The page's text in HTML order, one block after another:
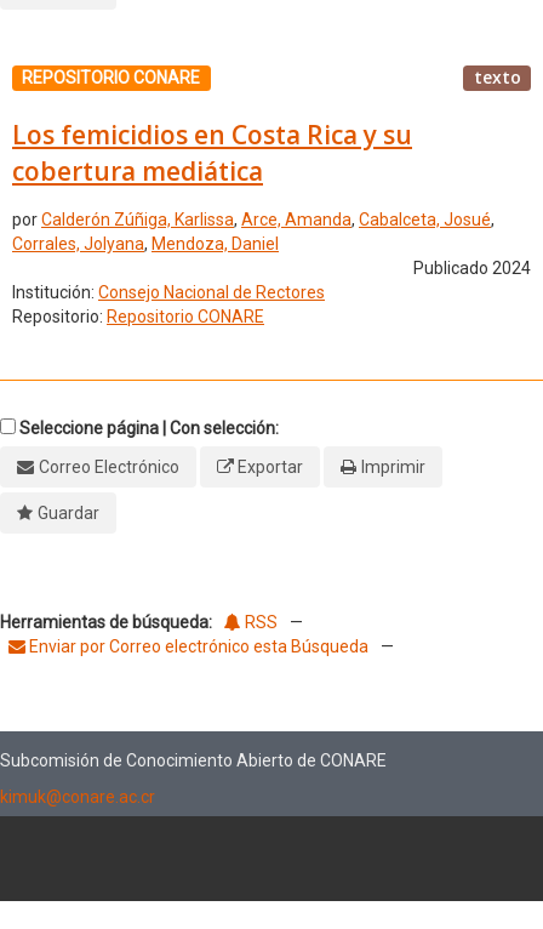
REPOSITORIO CONARE texto
Los femicidios en Costa Rica y su
cobertura mediática
porCalderón Zúñiga, Karlissa, Arce, Amanda, Cabalceta, Josué,
Corrales, Jolyana, Mendoza, Daniel
Publicado 2024
Institución: Consejo Nacional de Rectores
Repositorio: Repositorio CONARE
Seleccione página | Con selección:
Correo Electrónico
Exportar Imprimir
Guardar
Herramientas de búsqueda: RSS
—
Enviar por Correo electrónico esta Búsqueda
—
Subcomisión de Conocimiento Abierto de CONARE
kimuk@conare.ac.cr